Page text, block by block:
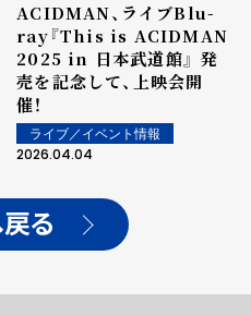
ACIDMAN、ライブBlu-
ray『This is ACIDMAN
2025 in 日本武道館』 発
売を記念して、上映会開
催！
ライブ／イベント情報
2026.04.04
る